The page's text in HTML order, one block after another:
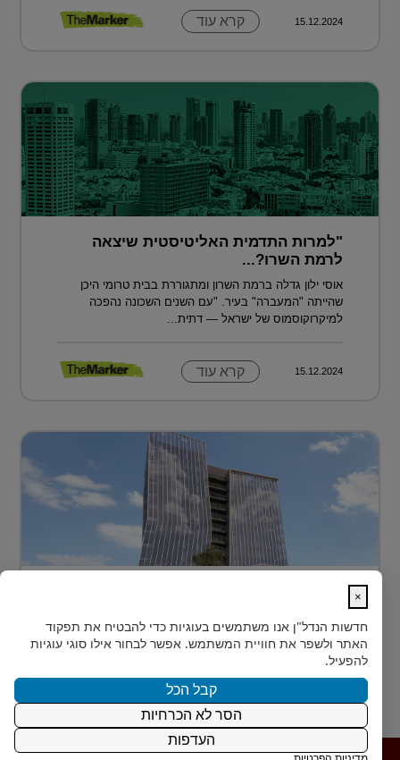
15.12.2024 קרא עוד
"למרות התדמית האליטיסטית שיצאה
לרמת השרו?...
אוסי ילון גדלה ברמת השרון ומתגוררת בבית טרומי היכן
שהייתה "המעברה" בעיר. "עם השנים השכונה נהפכה
למיקרוקוסמוס של ישראל — דתית...
15.12.2024 קרא עוד
MEDIPORT תל השומר - נבנה לפרוץ דרך אל המחר
בעולם הרפואה של המאה ה-21, קצב החדשנות אינו
מאפשר מנ...
15.12.2024 קרא עוד
×
חדשות הנדל"ן אנו משתמשים בעוגיות כדי להבטיח את תפקוד
האתר ולשפר את חוויית המשתמש. אפשר לבחור אילו סוגי עוגיות
להפעיל.
קבל הכל
הסר לא הכרחיות
העדפות